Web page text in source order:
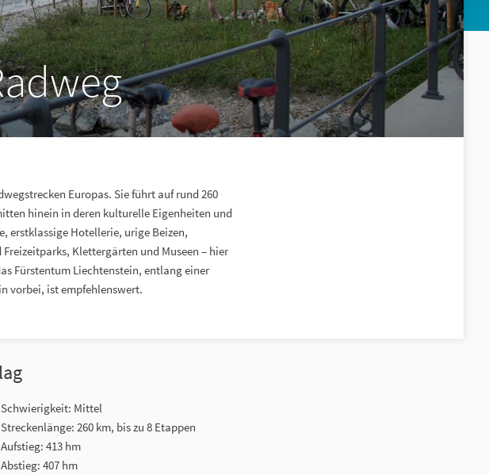
Europas. Sie führt auf rund 260
hinein in deren kulturelle Eigenheiten und
erstklassige Hotellerie, urige Beizen,
Klettergärten und Museen – hier
Fürstentum Liechtenstein, entlang einer
vorbei, ist empfehlenswert.
Schwierigkeit: Mittel
Streckenlänge: 260 km, bis zu 8 Etappen
Aufstieg: 413 hm
Abstieg: 407 hm